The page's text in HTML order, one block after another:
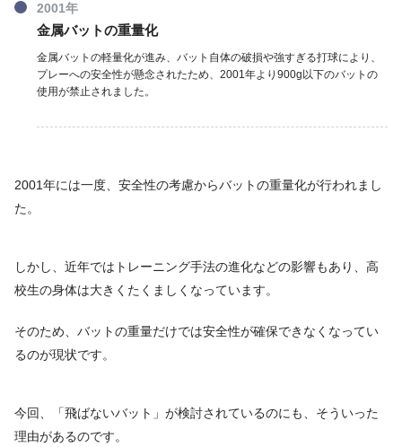
2001年
金属バットの重量化
金属バットの軽量化が進み、バット自体の破損や強すぎる打球により、
プレーへの安全性が懸念されたため、2001年より900g以下のバットの
使用が禁止されました。
2001年には一度、安全性の考慮からバットの重量化が行われまし
た。
しかし、近年ではトレーニング手法の進化などの影響もあり、高
校生の身体は大きくたくましくなっています。
そのため、バットの重量だけでは安全性が確保できなくなってい
るのが現状です。
今回、「飛ばないバット」が検討されているのにも、そういった
理由があるのです。